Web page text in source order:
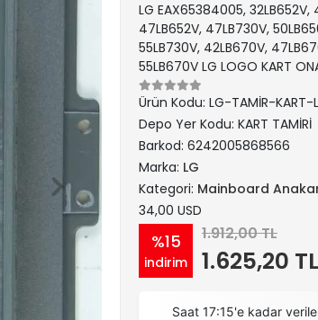
LG EAX65384005, 32LB652V,
47LB652V, 47LB730V,
55LB730V, 42LB670V,
55LB670V LG LOGO KART
Ürün Kodu: LG-TAMİR-
Depo Yer Kodu: KART TAMİRİ
Barkod: 6242005868566
Marka: LG
Kategori: Mainboard
34,00 USD
%15
indirim
1.912,00 TL
1.625,20 TL
Saat 17:15'e kadar